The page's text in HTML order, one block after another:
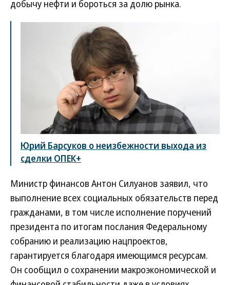
добычу нефти и бороться за долю рынка.
Юрий Барсуков о неизбежности выхода из
сделки ОПЕК+
Министр финансов Антон Силуанов заявил, что
выполнение всех социальных обязательств перед
гражданами, в том числе исполнение поручений
президента по итогам послания Федеральному
собранию и реализацию нацпроектов,
гарантируется благодаря имеющимся ресурсам.
Он сообщил о сохранении макроэкономической и